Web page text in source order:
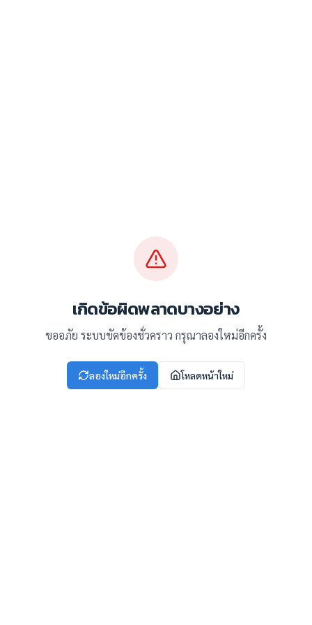
เกิดข้อผิดพลาดบางอย่าง
ขออภัย ระบบขัดข้องชั่วคราว กรุณาลองใหม่อีกครั้ง
ลองใหม่อีกครั้ง โหลดหน้าใหม่